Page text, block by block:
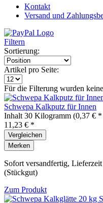
Kontakt
Versand und
Filtern
Sortierung:
Artikel pro Seite:
Für die Filterung wurden
Schwepa Kalkputz für Innen
Inhalt 30 Kilogramm (0,37 €
11,23 € *
Vergleichen
Merken
Sofort versandfertig,
(Stückgut)
Zum Produkt